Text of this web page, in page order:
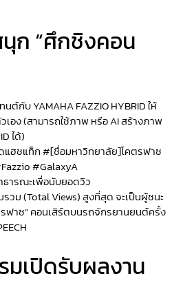
ก “ศึกชิงคอน
ต์กับ YAMAHA FAZZIO HYBRID ให้
เอง (สามารถใช้ภาพ หรือ AI สร้างภาพ
ได้)
ฮชแท็ก #[ชื่อมหาวิทยาลัย]โคตรฟาซ
#GalaxyA
ารณะเพื่อนับยอดวิว
ม (Total Views) สูงที่สุด จะเป็นผู้ชนะ
รฟาซ” คอนเสิร์ตบนรถจักรยานยนต์ครั้ง
มเปิดรับผลงาน